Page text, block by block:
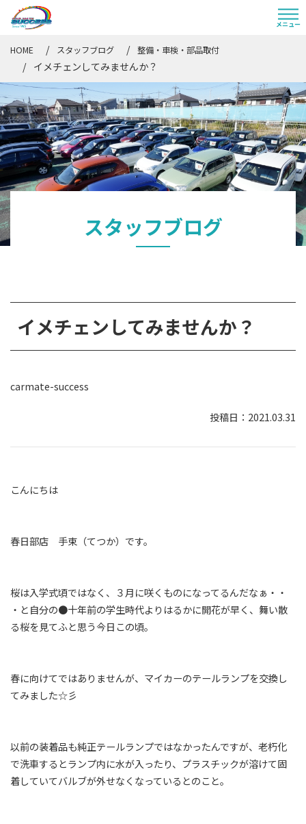
HOME スタッフブログ 整備・車検・部品取付
イメチェンしてみませんか？
スタッフブログ
イメチェンしてみませんか？
carmate-success
2021.03.31
こんにちは
春日部店 手束（てつか）です。
桜は入学式頃ではなく、３月に咲くものになってるんだなぁ・・
・と自分の●十年前の学生時代よりはるかに開花が早く、舞い散
る桜を見てふと思う今日この頃。
春に向けてではありませんが、マイカーのテールランプを交換し
てみました☆彡
以前の装着品も純正テールランプではなかったんですが、老朽化
で洗車するとランプ内に水が入ったり、プラスチックが溶けて固
着していてバルブが外せなくなっているとのこと。